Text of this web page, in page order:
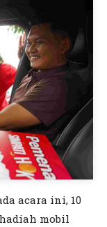
acara ini, 10
mobil